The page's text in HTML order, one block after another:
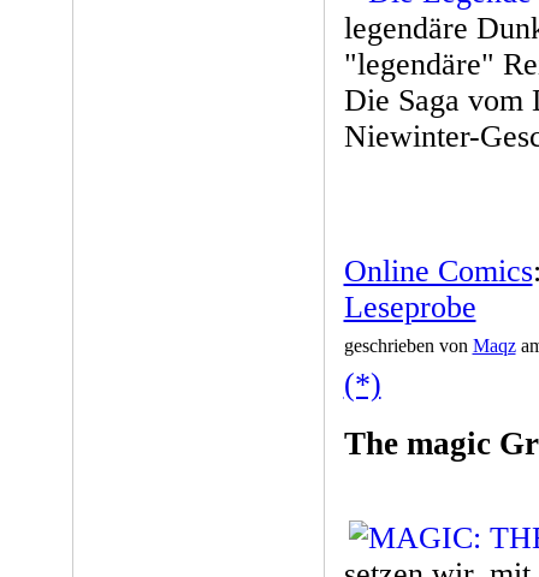
legendäre
"legendäre"
Die Saga vom
Niewinter-
Online Comics
Leseprobe
geschrieben von Maqz
(*)
The magic